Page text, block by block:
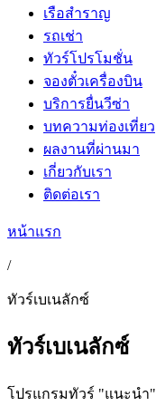
เรือสำราญ
รถเช่า
ทัวร์โปรโมชั่น
จองตั๋วเครื่องบิน
บริการยื่นวีซ่า
บทความท่องเที่ยว
ผลงานที่ผ่านมา
เกี่ยวกับเรา
ติดต่อเรา
หน้าแรก
/
ทัวร์เบเนลักซ์
ทัวร์เบเนลักซ์
โปรแกรมทัวร์ "แนะนำ"